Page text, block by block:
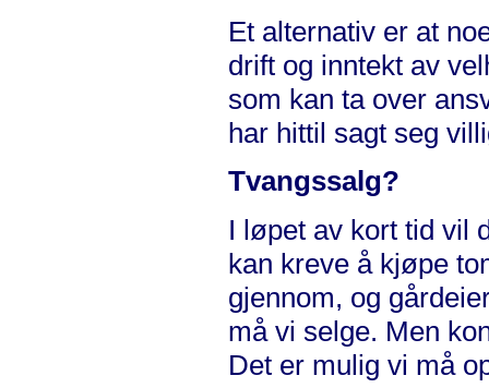
Et alternativ er at
drift og inntekt av
som kan ta over
har hittil sagt seg
Tvangssalg?
I løpet av kort tid vil
kan kreve å kjøpe
gjennom, og
må vi selge. Men
Det er mulig vi må